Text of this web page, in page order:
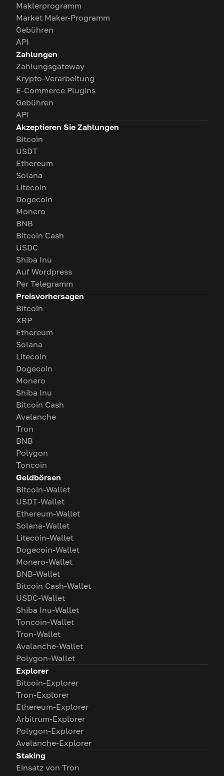
Maklerprogramm
Market Maker-Programm
Gebühren
API
Zahlungen
Zahlungsgateway
Krypto-Verarbeitung
E-Commerce Plugins
Gebühren
API
Akzeptieren Sie Zahlungen
Bitcoin
USDT
Ethereum
Solana
Litecoin
Dogecoin
Monero
BNB
Bitcoin Cash
USDC
Shiba Inu
Auf Wordpress
Per Telegramm
Preisvorhersagen
Bitcoin
XRP
Ethereum
Solana
Litecoin
Dogecoin
Monero
Shiba Inu
Bitcoin Cash
Avalanche
Tron
BNB
Polygon
Toncoin
Geldbörsen
Bitcoin-Wallet
USDT-Wallet
Ethereum-Wallet
Solana-Wallet
Litecoin-Wallet
Dogecoin-Wallet
Monero-Wallet
BNB-Wallet
Bitcoin Cash-Wallet
USDC-Wallet
Shiba Inu-Wallet
Toncoin-Wallet
Tron-Wallet
Avalanche-Wallet
Polygon-Wallet
Explorer
Bitcoin-Explorer
Tron-Explorer
Ethereum-Explorer
Arbitrum-Explorer
Polygon-Explorer
Avalanche-Explorer
Staking
Einsatz von Tron